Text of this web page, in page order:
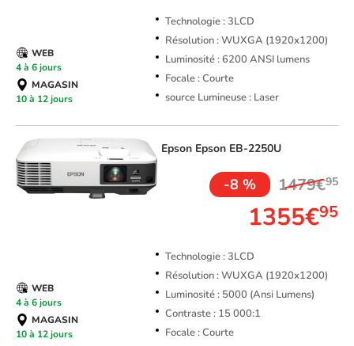
Technologie : 3LCD
Résolution : WUXGA (1920x1200)
Luminosité : 6200 ANSI lumens
Focale : Courte
source Lumineuse : Laser
WEB
4 à 6 jours
MAGASIN
10 à 12 jours
Epson Epson EB-2250U
-8 % 1479€95
1355€95
Technologie : 3LCD
Résolution : WUXGA (1920x1200)
Luminosité : 5000 (Ansi Lumens)
Contraste : 15 000:1
Focale : Courte
WEB
4 à 6 jours
MAGASIN
10 à 12 jours